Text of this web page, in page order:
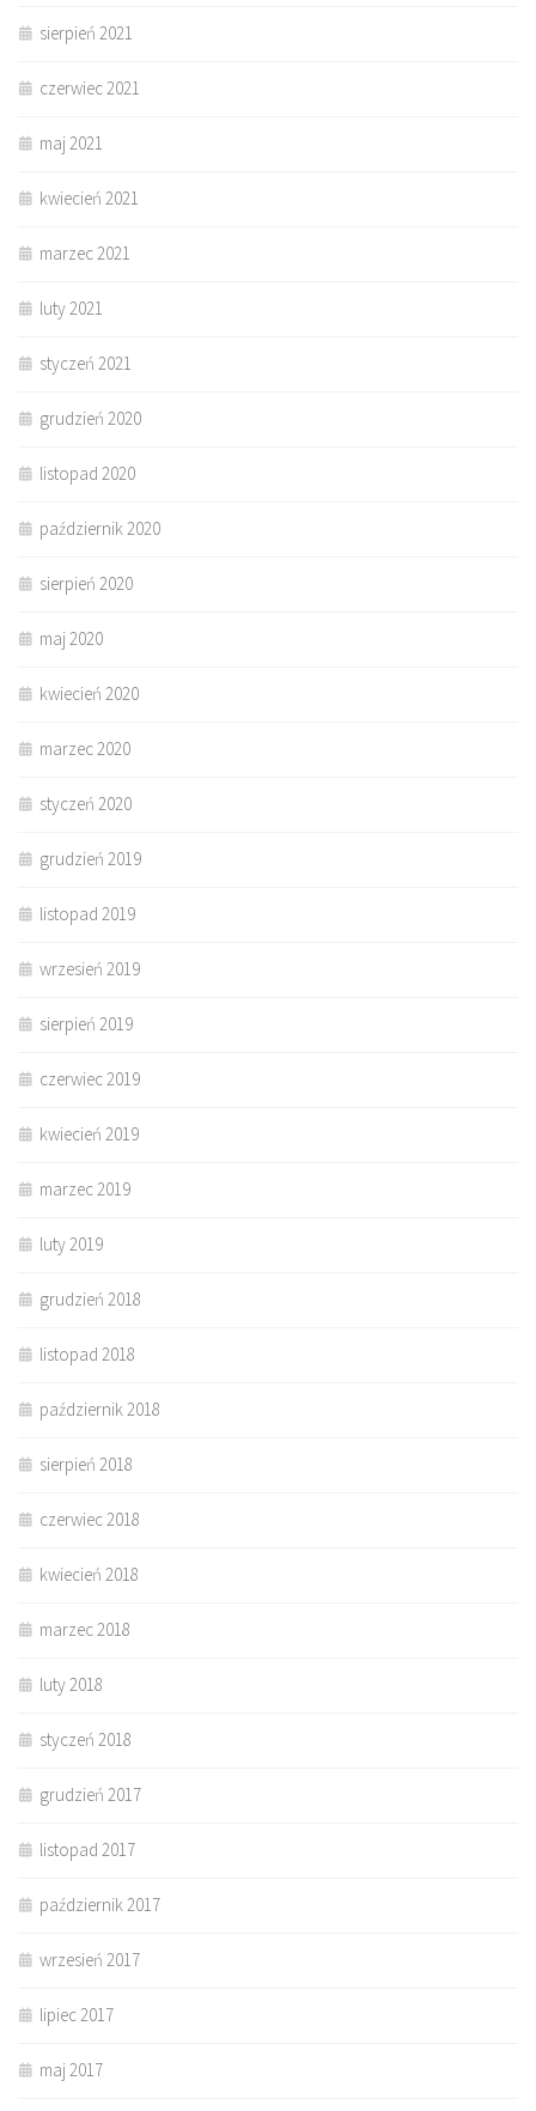
sierpień 2021
czerwiec 2021
maj 2021
kwiecień 2021
marzec 2021
luty 2021
styczeń 2021
grudzień 2020
listopad 2020
październik 2020
sierpień 2020
maj 2020
kwiecień 2020
marzec 2020
styczeń 2020
grudzień 2019
listopad 2019
wrzesień 2019
sierpień 2019
czerwiec 2019
kwiecień 2019
marzec 2019
luty 2019
grudzień 2018
listopad 2018
październik 2018
sierpień 2018
czerwiec 2018
kwiecień 2018
marzec 2018
luty 2018
styczeń 2018
grudzień 2017
listopad 2017
październik 2017
wrzesień 2017
lipiec 2017
maj 2017